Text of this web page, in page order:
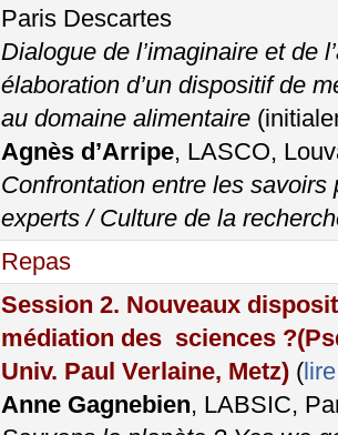
Paris Descartes
Dialogue de l’imaginaire et de
élaboration d’un dispositif de
au domaine alimentaire
Agnès d’Arripe, LASCO,
Confrontation entre les savoirs
experts / Culture de la
Repas
Session 2. Nouveaux
médiation des sciences ?
Univ. Paul Verlaine, Metz) (
Anne Gagnebien, LABSIC,